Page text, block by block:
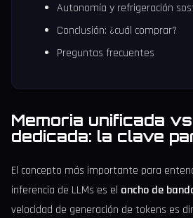
Autonomía y refrigeración
Conclusión: ¿cuál comprar?
Preguntas frecuentes
Memoria unificada
dedicada: la clave
El concepto más importante para
inferencia de LLMs es el ancho de
velocidad de generación de tokens es